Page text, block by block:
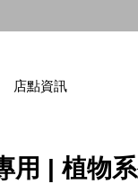
店點資訊
用 | 植物